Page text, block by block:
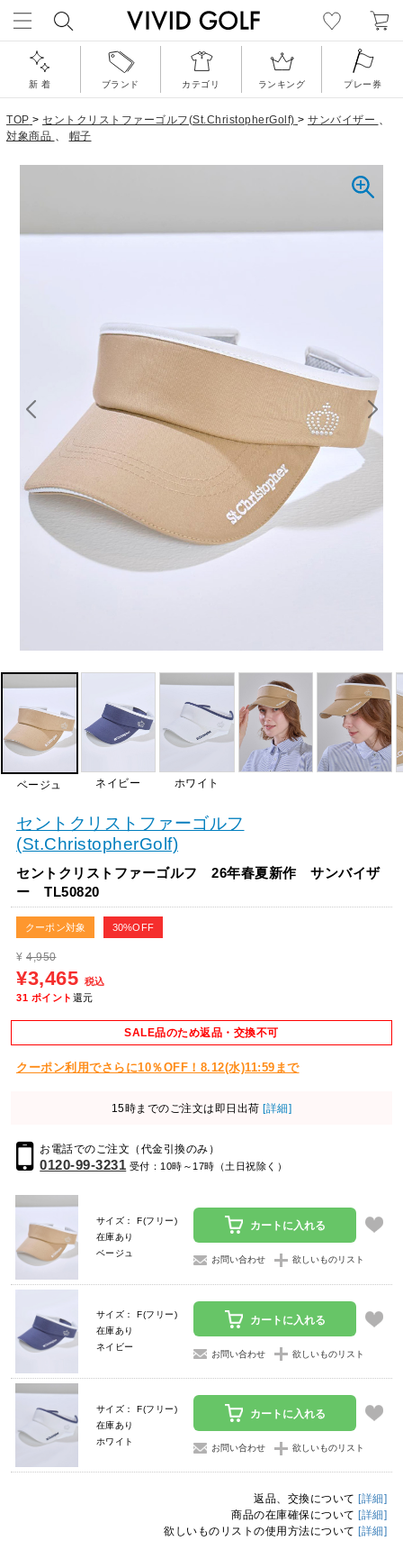
新 着 ブランド カテゴリ ランキング プレー券
TOP > セントクリストファーゴルフ(St.ChristopherGolf) > サンバイザー 、
対象商品 、 帽子
ベージュ ネイビー ホワイト
セントクリストファーゴルフ
(St.ChristopherGolf)
セントクリストファーゴルフ 26年春夏新作 サンバイザ
ー TL50820
クーポン対象 30%OFF
¥ 4,950
¥3,465 税込
31 ポイント 還元
SALE品のため返品・交換不可
クーポン利用でさらに10％OFF！8.12(水)11:59まで
15時までのご注文は即日出荷 [詳細]
お電話でのご注文（代金引換のみ）
0120-99-3231 受付：10時～17時（土日祝除く）
サイズ： F(フリー)
在庫あり
ベージュ
カートに入れる
お問い合わせ 欲しいものリスト
サイズ： F(フリー)
在庫あり
ネイビー
カートに入れる
お問い合わせ 欲しいものリスト
サイズ： F(フリー)
在庫あり
ホワイト
カートに入れる
お問い合わせ 欲しいものリスト
返品、交換について [詳細]
商品の在庫確保について [詳細]
欲しいものリストの使用方法について [詳細]